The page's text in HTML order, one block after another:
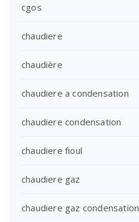
cgos
chaudiere
chaudière
chaudiere a condensation
chaudiere condensation
chaudiere fioul
chaudiere gaz
chaudiere gaz condensation